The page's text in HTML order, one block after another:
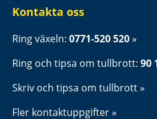
Kontakta oss
Ring växeln: 0771-520 520
Ring och tipsa om tullbrott: 90
Skriv och tipsa om tullbrott
Fler kontaktuppgifter